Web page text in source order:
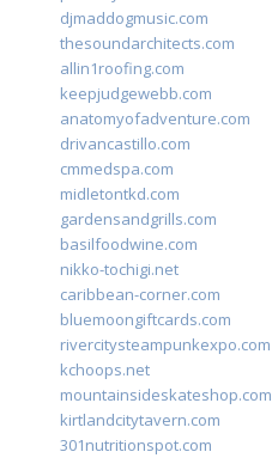
djmaddogmusic.com
thesoundarchitects.com
allin1roofing.com
keepjudgewebb.com
anatomyofadventure.com
drivancastillo.com
cmmedspa.com
midletontkd.com
gardensandgrills.com
basilfoodwine.com
nikko-tochigi.net
caribbean-corner.com
bluemoongiftcards.com
rivercitysteampunkexpo.com
kchoops.net
mountainsideskateshop.com
kirtlandcitytavern.com
301nutritionspot.com